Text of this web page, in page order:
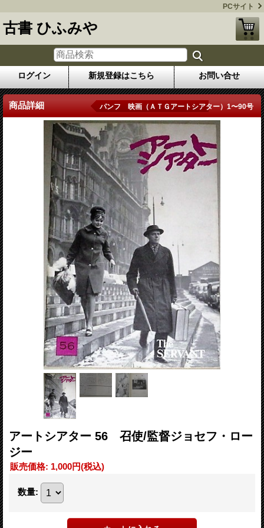
PCサイト
古書 ひふみや
ログイン 新規登録はこちら お問い合せ
商品詳細 パンフ 映画（ＡＴＧアートシアター）1〜90号
アートシアター 56 召使/監督ジョセフ・ロー
ジー
販売価格: 1,000円(税込)
数量: